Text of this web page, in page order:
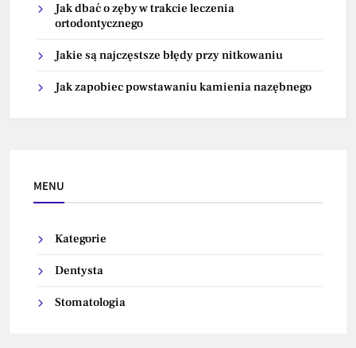
Jak dbać o zęby w trakcie leczenia
ortodontycznego
Jakie są najczęstsze błędy przy nitkowaniu
Jak zapobiec powstawaniu kamienia nazębnego
MENU
Kategorie
Dentysta
Stomatologia